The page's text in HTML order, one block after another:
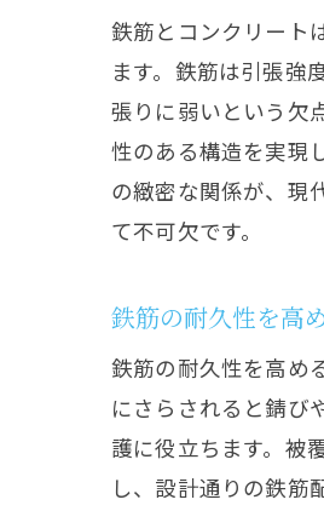
鉄筋とコンクリート
ます。鉄筋は引張強
張りに弱いという欠
性のある構造を実現
の緻密な関係が、現
て不可欠です。
鉄筋の耐久性を高
鉄筋の耐久性を高め
にさらされると錆び
護に役立ちます。被
し、設計通りの鉄筋